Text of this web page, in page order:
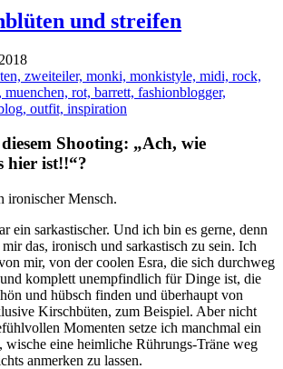
und streifen
Shooting: „Ach, wie
hier ist!!“?
ironischer Mensch.
ein sarkastischer. Und ich bin es gerne, denn
das, ironisch und sarkastisch zu sein. Ich
mir, von der coolen Esra, die sich durchweg
komplett unempfindlich für Dinge ist, die
und hübsch finden und überhaupt von
Kirschbüten, zum Beispiel. Aber nicht
Momenten setze ich manchmal ein
wische eine heimliche Rührungs-Träne weg
anmerken zu lassen.